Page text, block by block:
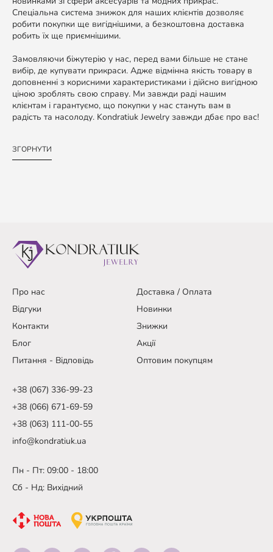
Спеціальна система знижок для наших клієнтів дозволяє
робити покупки ще вигіднішими, а безкоштовна доставка
робить їх ще приємнішими.
Замовляючи біжутерію у нас, перед вами більше не стане
вибір, де купувати прикраси. Адже відмінна якість товару в
доповненні з корисними характеристиками і дійсно вигідною
ціною зроблять свою справу. Ми завжди раді нашим
клієнтам і гарантуємо, що покупки у нас стануть вам в
радість та насолоду. Kondratiuk Jewelry завжди дбає про вас!
ЗГОРНУТИ
Про нас
Доставка / Оплата
Відгуки
Новинки
Контакти
Знижки
Блог
Акції
Питання - Відповідь
Оптовим покупцям
+38 (067) 336-99-23
+38 (066) 671-69-59
+38 (063) 111-00-55
info@kondratiuk.ua
Пн - Пт: 09:00 - 18:00
Сб - Нд: Вихідний